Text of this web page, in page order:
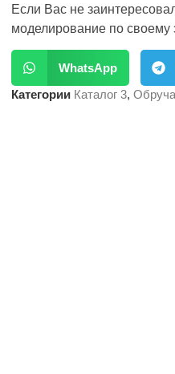
Если Вас не
моделирование по своему
WhatsApp
Категории Каталог 3,